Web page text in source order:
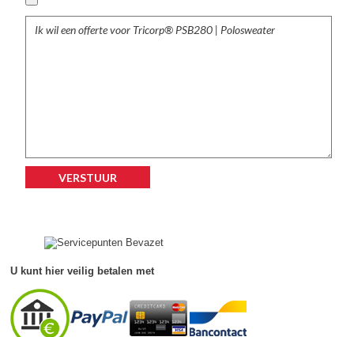
U kunt hier veilig betalen met